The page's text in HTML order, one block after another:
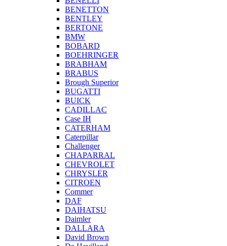
BENETTON
BENTLEY
BERTONE
BMW
BOBARD
BOEHRINGER
BRABHAM
BRABUS
Brough Superior
BUGATTI
BUICK
CADILLAC
Case IH
CATERHAM
Caterpillar
Challenger
CHAPARRAL
CHEVROLET
CHRYSLER
CITROEN
Commer
DAF
DAIHATSU
Daimler
DALLARA
David Brown